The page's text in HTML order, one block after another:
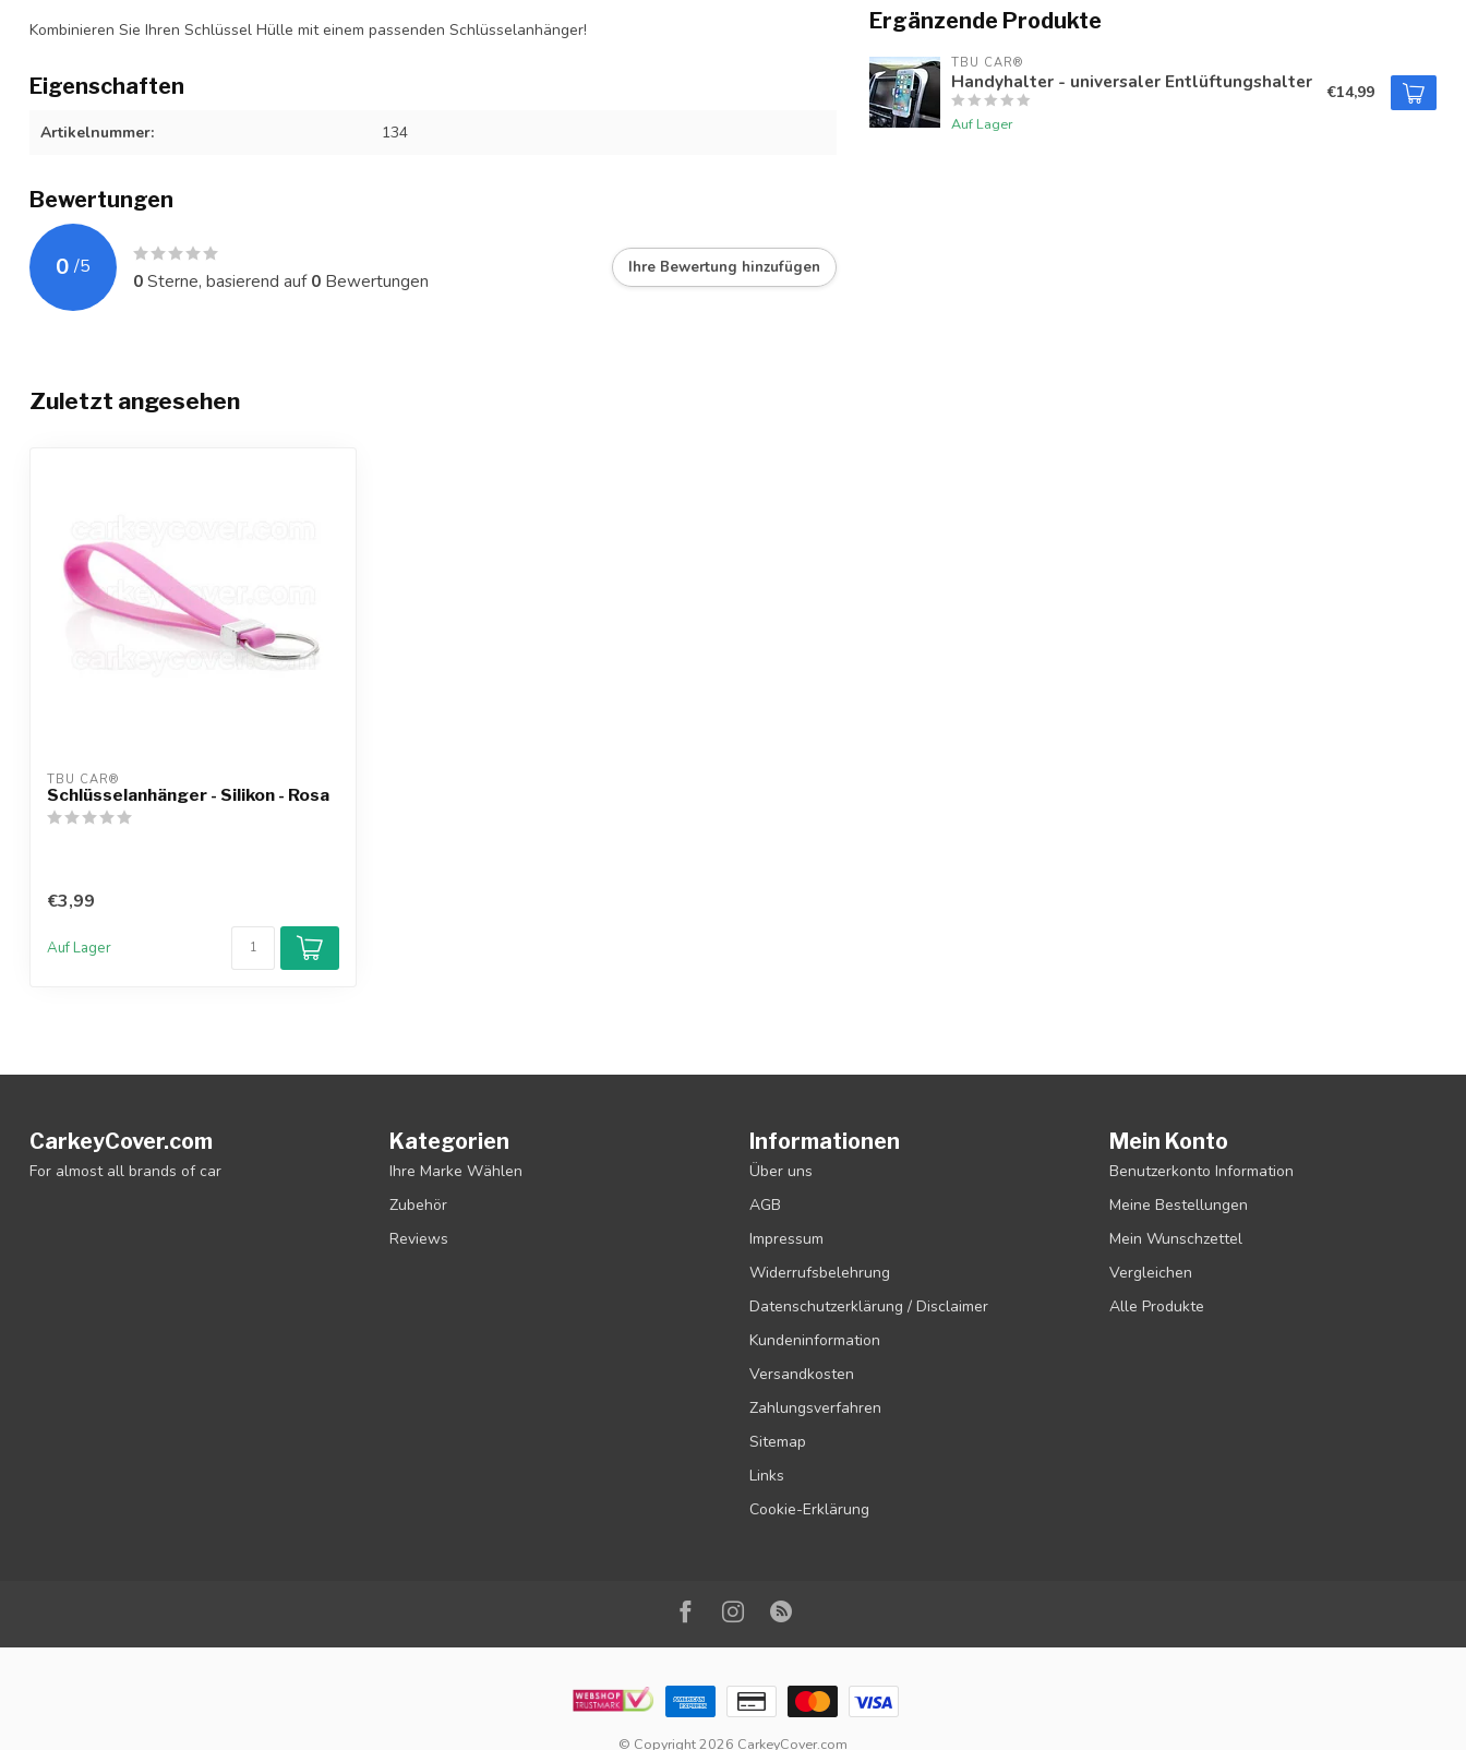
Kombinieren Sie Ihren Schlüssel Hülle mit einem passenden Schlüsselanhänger!
Eigenschaften
Artikelnummer: 134
Bewertungen
0 /5
0Sterne, basierend auf0 Bewertungen
Ihre Bewertung hinzufügen
Ergänzende Produkte
TBU CAR®
Handyhalter - universaler Entlüftungshalter
Auf Lager
€14,99
Zuletzt angesehen
TBU CAR®
Schlüsselanhänger - Silikon - Rosa
€3,99
Auf Lager
CarkeyCover.com
For almost all brands of car
Kategorien
Ihre Marke Wählen
Zubehör
Reviews
Informationen
Über uns
AGB
Impressum
Widerrufsbelehrung
Datenschutzerklärung / Disclaimer
Kundeninformation
Versandkosten
Zahlungsverfahren
Sitemap
Links
Cookie-Erklärung
Mein Konto
Benutzerkonto Information
Meine Bestellungen
Mein Wunschzettel
Vergleichen
Alle Produkte
© Copyright 2026 CarkeyCover.com